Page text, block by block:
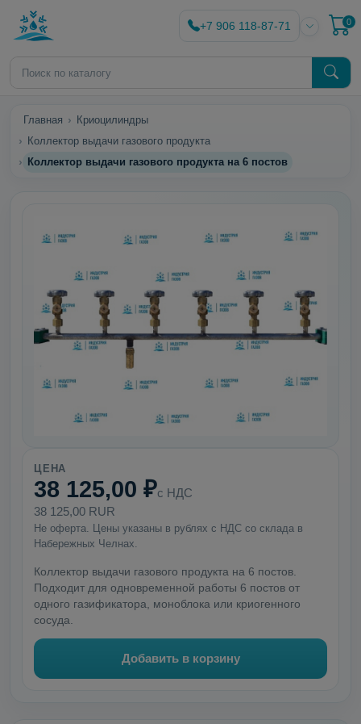
+7 906 118-87-71 0
Главная
Криоцилиндры
Коллектор выдачи газового продукта
Коллектор выдачи газового продукта на 6 постов
ЦЕНА
38 125,00 ₽с НДС
38 125,00 RUR
Не оферта. Цены указаны в рублях с НДС со склада в
Набережных Челнах.
Коллектор выдачи газового продукта на 6 постов.
Подходит для одновременной работы 6 постов от
одного газификатора, моноблока или криогенного
сосуда.
Добавить в корзину